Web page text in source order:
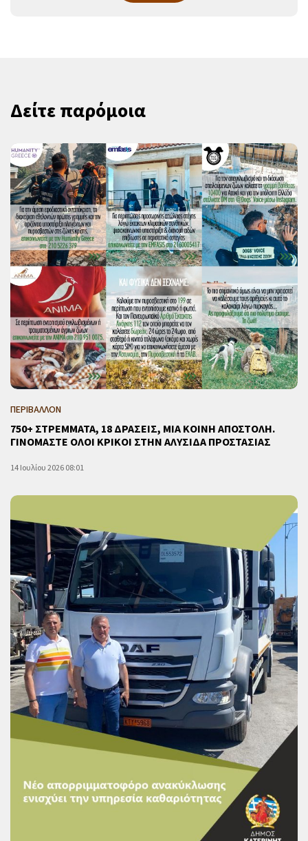
Δείτε παρόμοια
ΠΕΡΙΒΑΛΛΟΝ
750+ ΣΤΡΕΜΜΑΤΑ, 18 ΔΡΑΣΕΙΣ, ΜΙΑ ΚΟΙΝΗ ΑΠΟΣΤΟΛΗ.
ΓΙΝΟΜΑΣΤΕ ΟΛΟΙ ΚΡΙΚΟΙ ΣΤΗΝ ΑΛΥΣΙΔΑ ΠΡΟΣΤΑΣΙΑΣ
14 Ιουλίου 2026 08:01